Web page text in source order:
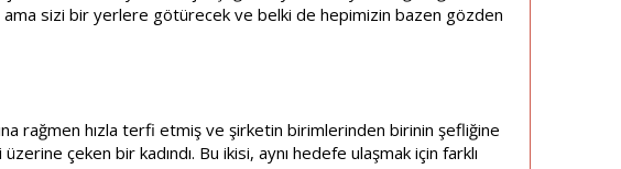
sizi bir yerlere götürecek ve belki de hepimizin bazen gözden
rağmen hızla terfi etmiş ve şirketin birimlerinden birinin şefliğine
çeken bir kadındı. Bu ikisi, aynı hedefe ulaşmak için farklı